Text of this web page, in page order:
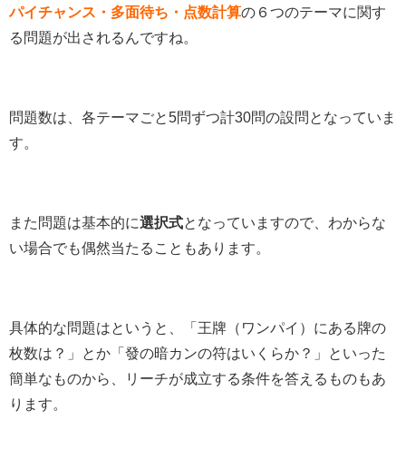
パイチャンス・多面待ち・点数計算の６つのテーマに関す
る問題が出されるんですね。
問題数は、各テーマごと5問ずつ計30問の設問となっていま
す。
また問題は基本的に選択式となっていますので、わからな
い場合でも偶然当たることもあります。
具体的な問題はというと、「王牌（ワンパイ）にある牌の
枚数は？」とか「發の暗カンの符はいくらか？」といった
簡単なものから、リーチが成立する条件を答えるものもあ
ります。